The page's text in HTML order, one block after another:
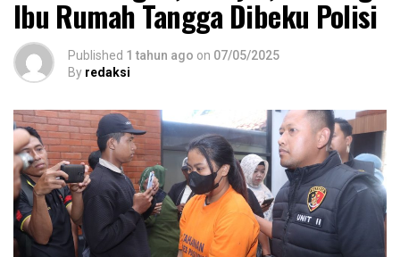
Ibu Rumah Tangga Dibeku Polisi
Published 1 tahun ago on 07/05/2025
By redaksi